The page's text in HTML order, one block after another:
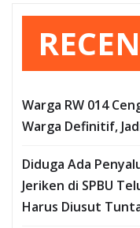
Warga RW 014
Warga Definitif,
Diduga Ada
Jeriken di SPBU
Harus Diusut